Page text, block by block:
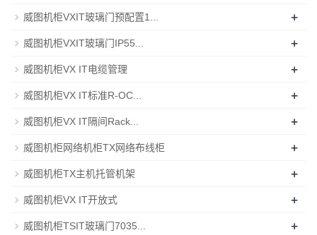
威图机柜VXIT玻璃门预配置1... +
威图机柜VXIT玻璃门IP55... +
威图机柜VX IT电缆管理 +
威图机柜VX IT标准R-OC... +
威图机柜VX IT隔间Rack... +
威图机柜网络机柜TX网络布线柜 +
威图机柜TX主机托管机架 +
威图机柜VX IT开放式 +
威图机柜TSIT玻璃门7035... +